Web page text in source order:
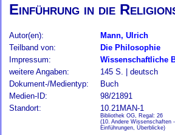
Einführung in die
Autor(en):
Mann, Ulrich
Teilband von:
Die Philosophie
Impressum:
Wissenschaftliche
weitere Angaben:
145 S. | deutsch
Dokument-/Medientyp:
Buch
Medien-ID:
98/21891
Standort:
10.21MAN-1
Bibliothek OG, Regal: 26
(10. Andere Wissenschaften
Einführungen, Überblicke)